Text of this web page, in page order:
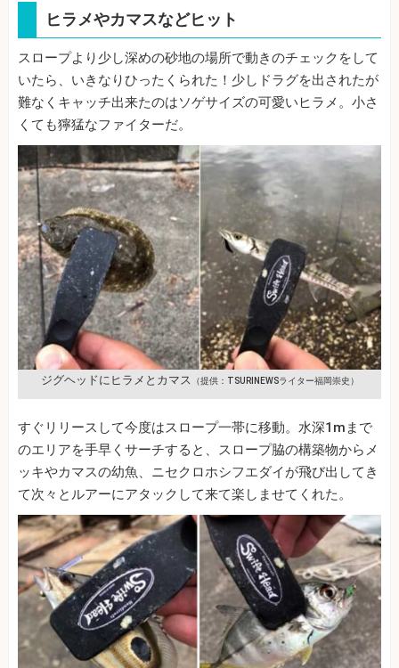
ヒラメやカマスなどヒット
スロープより少し深めの砂地の場所で動きのチェックをして
いたら、いきなりひったくられた！少しドラグを出されたが
難なくキャッチ出来たのはソゲサイズの可愛いヒラメ。小さ
くても獰猛なファイターだ。
ジグヘッドにヒラメとカマス （提供：TSURINEWSライター福岡崇史）
すぐリリースして今度はスロープ一帯に移動。水深1mまで
のエリアを手早くサーチすると、スロープ脇の構築物からメ
ッキやカマスの幼魚、ニセクロホシフエダイが飛び出してき
て次々とルアーにアタックして来て楽しませてくれた。